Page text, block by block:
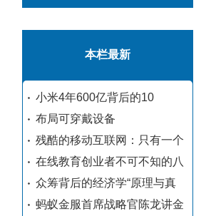
本栏最新
小米4年600亿背后的10
布局可穿戴设备
残酷的移动互联网：只有一个
在线教育创业者不可不知的八
众筹背后的经济学“原理与真
蚂蚁金服首席战略官陈龙讲金